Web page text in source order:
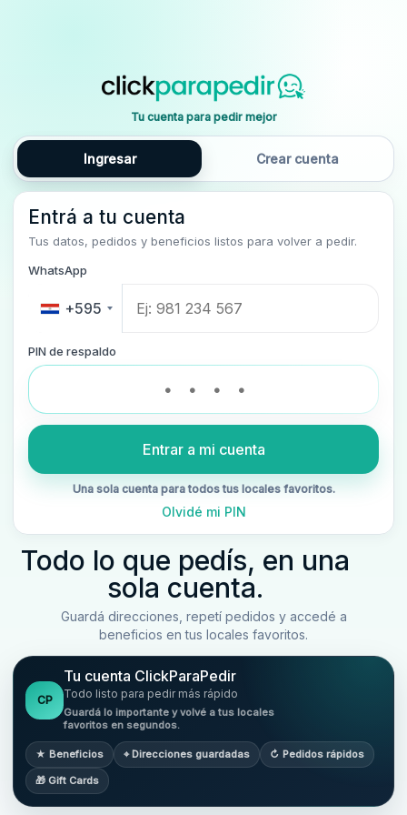
Tu cuenta para pedir mejor
Ingresar Crear cuenta
Entrá a tu cuenta
Tus datos, pedidos y beneficios listos para volver a pedir.
WhatsApp
+595
PIN de respaldo
Entrar a mi cuenta
Una sola cuenta para todos tus locales favoritos.
Olvidé mi PIN
Todo lo que pedís, en una
sola cuenta.
Guardá direcciones, repetí pedidos y accedé a
beneficios en tus locales favoritos.
CP
Tu cuenta ClickParaPedir
Todo listo para pedir más rápido
Guardá lo importante y volvé a tus locales
favoritos en segundos.
★ Beneficios ⌖ Direcciones guardadas ↻ Pedidos rápidos
🎁 Gift Cards